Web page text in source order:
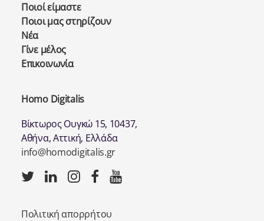
Ποιοί είμαστε
Ποιοι μας στηρίζουν
Νέα
Γίνε μέλος
Επικοινωνία
Homo Digitalis
Βίκτωρος Ουγκώ 15, 10437,
Αθήνα, Αττική, Ελλάδα
info@homodigitalis.gr
Πολιτική απορρήτου